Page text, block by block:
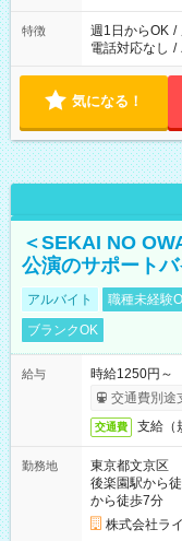
特徴 週1日からOK /
電話対応なし /
気になる！
＜SEKAI NO
公演のサポートバ
アルバイト 職種未経験
ブランクOK
給与
時給1250円～
交通費別途
交通費 支給（
勤務地
東京都文京区
後楽園駅から
から徒歩7分
株式会社ラ